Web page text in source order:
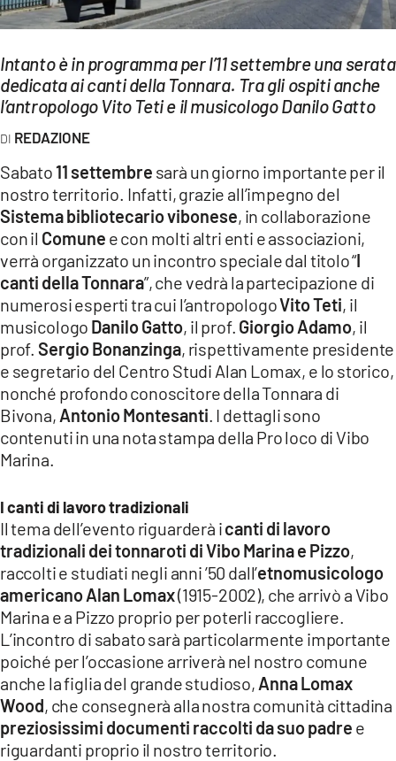
LAC TV
LAC NETWORK
LAC ONAIR
Network
LACPLAY.IT
LACTV.IT
LACONAIR.IT
LACITYMAG.IT
ILREGGINO.IT
COSENZACHANNEL.IT
ILVIBONESE.IT
CATANZAROCHANNEL.IT
LACAPITALENEWS.IT
App
ANDROID
APPLE
Intanto è in programma per l’11 settembre una serata
dedicata ai canti della Tonnara. Tra gli ospiti anche
l’antropologo Vito Teti e il musicologo Danilo Gatto
REDAZIONE
Sabato 11 settembre sarà un giorno importante per il
nostro territorio. Infatti, grazie all’impegno del
Sistema bibliotecario vibonese, in collaborazione
con il Comune e con molti altri enti e associazioni,
verrà organizzato un incontro speciale dal titolo “I
canti della Tonnara”, che vedrà la partecipazione di
numerosi esperti tra cui l’antropologoVito Teti, il
musicologo Danilo Gatto, il prof. Giorgio Adamo, il
prof. Sergio Bonanzinga, rispettivamente presidente
e segretario del Centro Studi Alan Lomax, e lo storico,
nonché profondo conoscitore della Tonnara di
Bivona, Antonio Montesanti . I dettagli sono
contenuti in una nota stampa della Pro loco di Vibo
Marina.
I canti di lavoro tradizionali
Il tema dell’evento riguarderà icanti di lavoro
tradizionali dei tonnaroti di Vibo Marina e Pizzo,
raccolti e studiati negli anni ’50 dall’etnomusicologo
americano Alan Lomax(1915-2002), che arrivò a Vibo
Marina e a Pizzo proprio per poterli raccogliere.
L’incontro di sabato sarà particolarmente importante
poiché per l’occasione arriverà nel nostro comune
anche la figlia del grande studioso, Anna Lomax
Wood, che consegnerà alla nostra comunità cittadina
preziosissimi documenti raccolti da suo padre e
riguardanti proprio il nostro territorio.